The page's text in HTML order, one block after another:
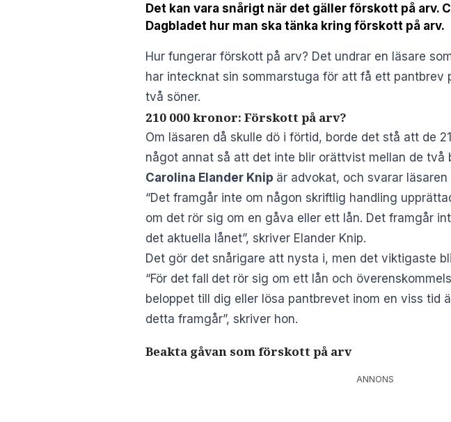
Det kan vara snårigt när det gäller förskott på arv.
Dagbladet hur man ska tänka kring förskott på arv.
Hur fungerar förskott på arv? Det undrar en läsare
har intecknat sin sommarstuga för att få ett pantbrev
två söner.
210 000 kronor: Förskott på arv?
Om läsaren då skulle dö i förtid, borde det stå att de
något annat så att det inte blir orättvist mellan de två
Carolina Elander Knip är advokat, och svarar läsaren
“Det framgår inte om någon skriftlig handling
om det rör sig om en gåva eller ett lån. Det framgår
det aktuella lånet”, skriver Elander Knip.
Det gör det snårigare att nysta i, men det viktigaste
“För det fall det rör sig om ett lån och
beloppet till dig eller lösa pantbrevet inom en viss
detta framgår”, skriver hon.
Beakta gåvan som förskott på arv
ANNONS